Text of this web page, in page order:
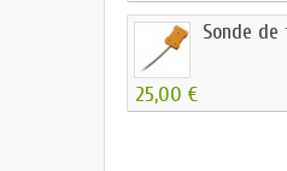
Sonde de
25,00 €